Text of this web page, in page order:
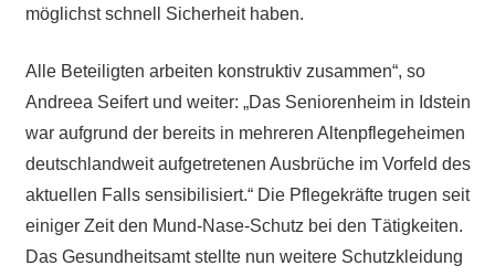
möglichst schnell Sicherheit haben.
Alle Beteiligten arbeiten konstruktiv zusammen“, so
Andreea Seifert und weiter: „Das Seniorenheim in Idstein
war aufgrund der bereits in mehreren Altenpflegeheimen
deutschlandweit aufgetretenen Ausbrüche im Vorfeld des
aktuellen Falls sensibilisiert.“ Die Pflegekräfte trugen seit
einiger Zeit den Mund-Nase-Schutz bei den Tätigkeiten.
Das Gesundheitsamt stellte nun weitere Schutzkleidung